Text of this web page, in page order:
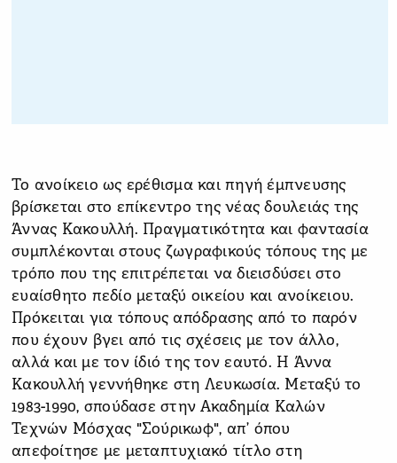
Το ανοίκειο ως ερέθισμα και πηγή έμπνευσης
βρίσκεται στο επίκεντρο της νέας δουλειάς της
Άννας Κακουλλή. Πραγματικότητα και φαντασία
συμπλέκονται στους ζωγραφικούς τόπους της με
τρόπο που της επιτρέπεται να διεισδύσει στο
ευαίσθητο πεδίο μεταξύ οικείου και ανοίκειου.
Πρόκειται για τόπους απόδρασης από το παρόν
που έχουν βγει από τις σχέσεις με τον άλλο,
αλλά και με τον ίδιό της τον εαυτό. Η Άννα
Κακουλλή γεννήθηκε στη Λευκωσία. Μεταξύ το
1983-1990, σπούδασε στην Ακαδημία Καλών
Τεχνών Μόσχας "Σούρικωφ", απ’ όπου
απεφοίτησε με μεταπτυχιακό τίτλο στη